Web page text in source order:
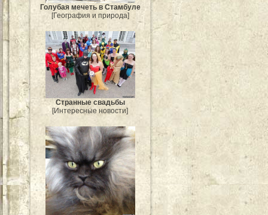
Голубая мечеть в Стамбуле
[География и природа]
Странные свадьбы
[Интересные новости]